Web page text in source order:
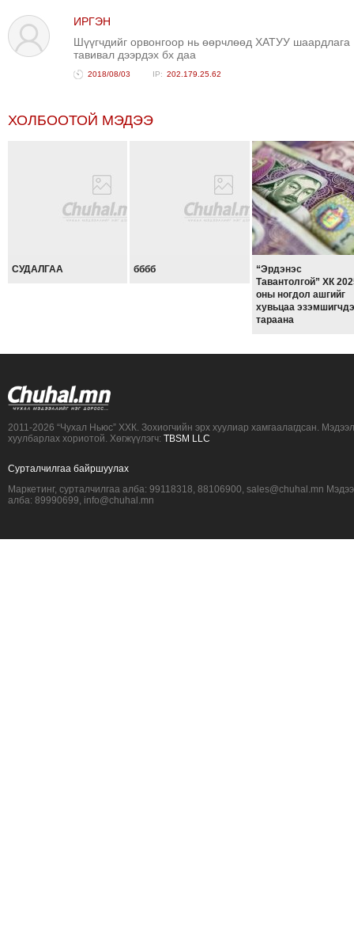
ИРГЭН
Шүүгчдийг орвонгоор нь өөрчлөөд ХАТУУ шаардлага
тавивал дээрдэх бх даа
2018/08/03 202.179.25.62
ХОЛБООТОЙ МЭДЭЭ
СУДАЛГАА бббб
“Эрдэнэс
Тавантолгой” ХК
оны ногдол ашгийг
хувьцаа
тараана
2011-2026 “Чухал Ньюс” ХХК. Зохиогчийн эрх хуулиар хамгаалагдсан.
хуулбарлах хориотой. Хөгжүүлэгч: TBSM LLC
Сурталчилгаа байршуулах
Маркетинг, сурталчилгаа алба: 99118318, 88106900, sales@chuhal.mn
алба: 89990699, info@chuhal.mn